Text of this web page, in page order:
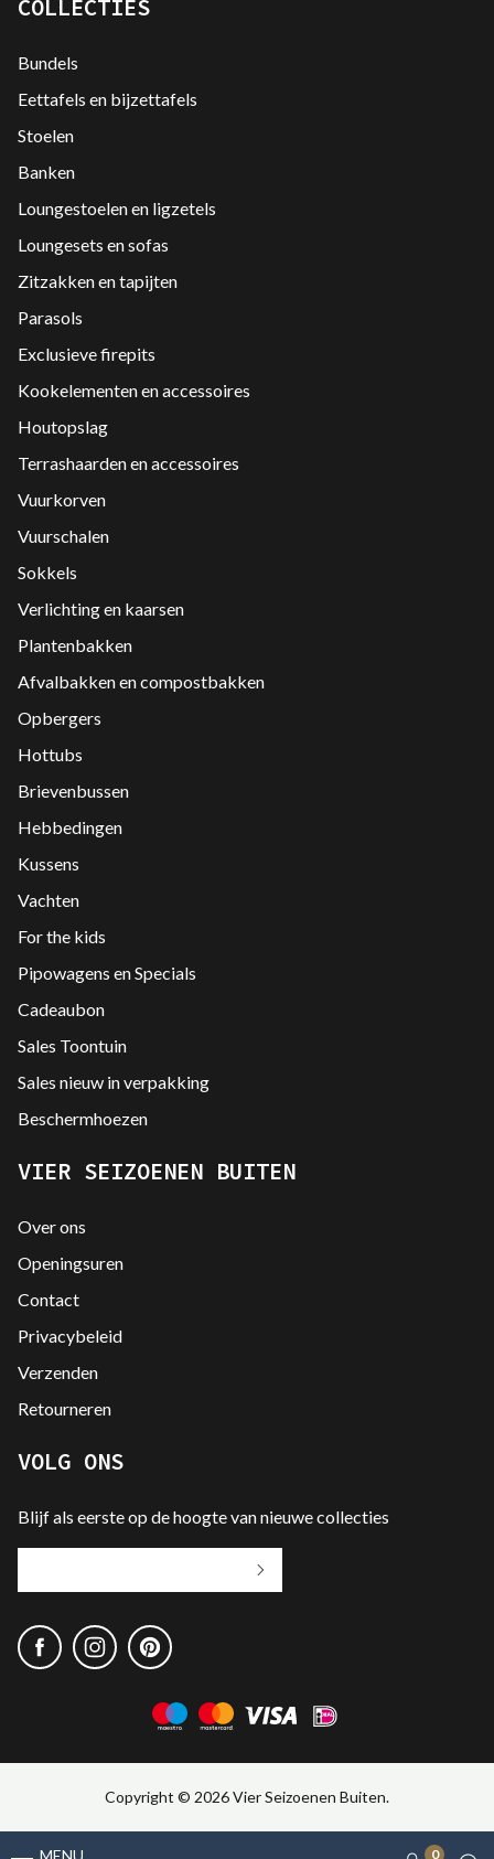
MENU 0
COLLECTIES
Bundels
Eettafels en bijzettafels
Stoelen
Banken
Loungestoelen en ligzetels
Loungesets en sofas
Zitzakken en tapijten
Parasols
Exclusieve firepits
Kookelementen en accessoires
Houtopslag
Terrashaarden en accessoires
Vuurkorven
Vuurschalen
Sokkels
Verlichting en kaarsen
Plantenbakken
Afvalbakken en compostbakken
Opbergers
Hottubs
Brievenbussen
Hebbedingen
Kussens
Vachten
For the kids
Pipowagens en Specials
Cadeaubon
Sales Toontuin
Sales nieuw in verpakking
Beschermhoezen
VIER SEIZOENEN BUITEN
Over ons
Openingsuren
Contact
Privacybeleid
Verzenden
Retourneren
VOLG ONS
Blijf als eerste op de hoogte van nieuwe collecties
e-
Copyright © 2026 Vier Seizoenen Buiten.